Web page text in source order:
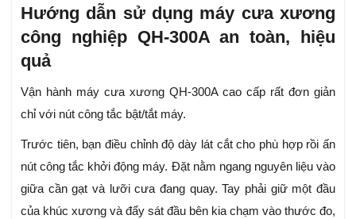
Hướng dẫn sử dụng máy cưa xương
công nghiệp QH-300A an toàn, hiệu
quả
Vận hành máy cưa xương QH-300A cao cấp rất đơn giản
chỉ với nút công tắc bật/tắt máy.
Trước tiên, bạn điều chỉnh độ dày lát cắt cho phù hợp rồi ấn
nút công tắc khởi động máy. Đặt nằm ngang nguyên liệu vào
giữa cần gạt và lưỡi cưa đang quay. Tay phải giữ một đầu
của khúc xương và đẩy sát đầu bên kia chạm vào thước đo,